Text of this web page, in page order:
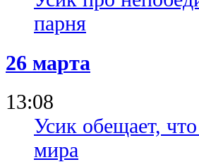
парня
26 марта
13:08
Усик обещает,
мира